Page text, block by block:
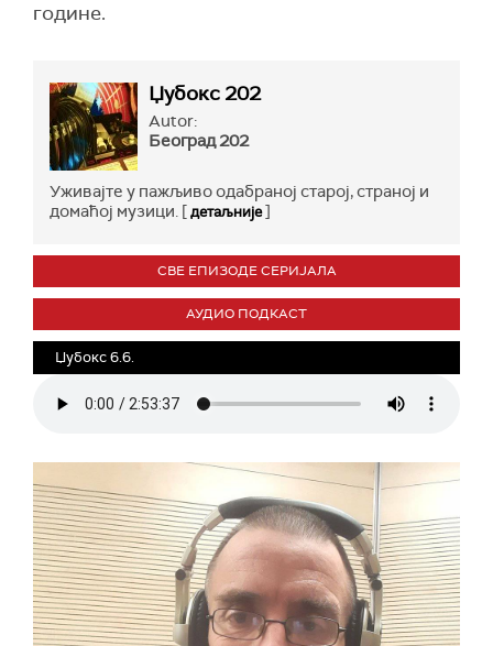
године.
Џубокс 202
Autor:
Београд 202
Уживајте у пажљиво одабраној старој, страној и
домаћој музици. [детаљније]
СВЕ ЕПИЗОДЕ СЕРИЈАЛА
АУДИО ПОДКАСТ
Џубокс 6.6.